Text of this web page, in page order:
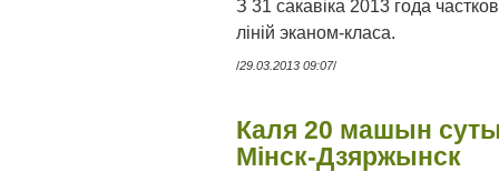
З 31 сакавіка 2013 года
ліній эканом-класа.
/29.03.2013 09:07/
Каля 20 машын
Мінск-Дзяржынск